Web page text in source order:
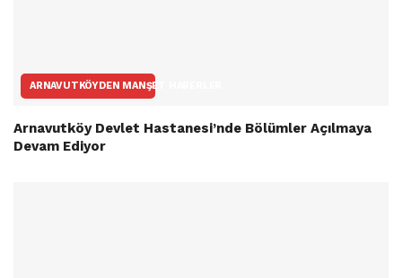
ARNAVUTKÖYDEN MANŞET HABERLER
Arnavutköy Devlet Hastanesi’nde Bölümler Açılmaya
Devam Ediyor